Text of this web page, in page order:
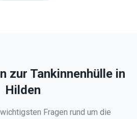
zur Tankinnenhülle in
Hilden
Fragen rund um die